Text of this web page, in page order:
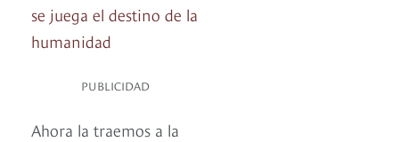
se juega el destino de la
humanidad
PUBLICIDAD
Ahora la traemos a la